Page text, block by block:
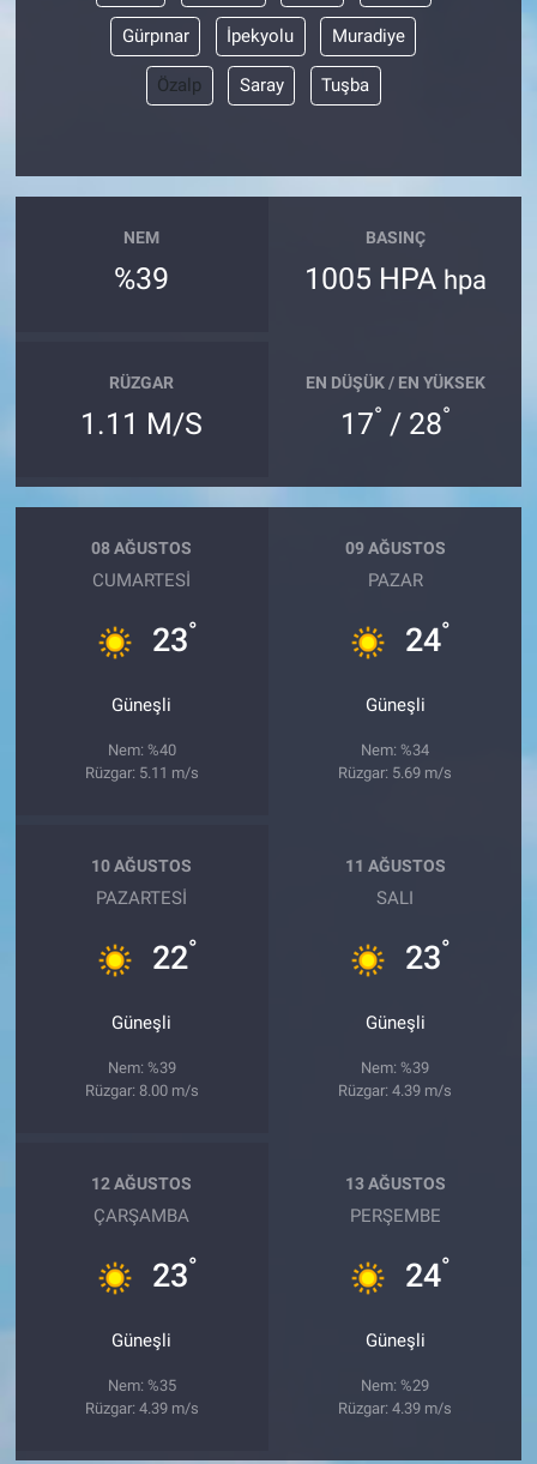
Gürpınar İpekyolu Muradiye
Özalp Saray Tuşba
NEM
%39
BASINÇ
1005 HPA hpa
RÜZGAR
1.11 M/S
EN DÜŞÜK / EN YÜKSEK
17° / 28°
08 AĞUSTOS
CUMARTESI
23°
Güneşli
Nem: %40
Rüzgar: 5.11 m/s
09 AĞUSTOS
PAZAR
24°
Güneşli
Nem: %34
Rüzgar: 5.69 m/s
10 AĞUSTOS
PAZARTESI
22°
Güneşli
Nem: %39
Rüzgar: 8.00 m/s
11 AĞUSTOS
SALI
23°
Güneşli
Nem: %39
Rüzgar: 4.39 m/s
12 AĞUSTOS
ÇARŞAMBA
23°
Güneşli
Nem: %35
Rüzgar: 4.39 m/s
13 AĞUSTOS
PERŞEMBE
24°
Güneşli
Nem: %29
Rüzgar: 4.39 m/s